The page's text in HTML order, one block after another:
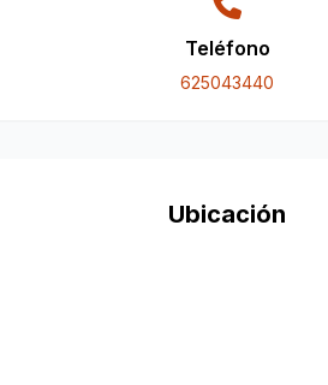
Teléfono
625043440
Ubicación